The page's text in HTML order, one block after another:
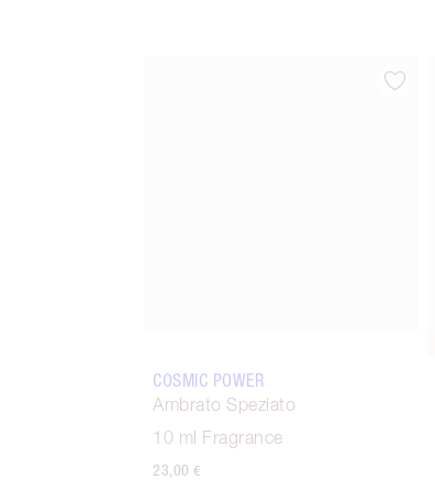
Articolo 1 di 3
COSMIC POWER
Ambrato Speziato
10 ml Fragrance
23,00 €